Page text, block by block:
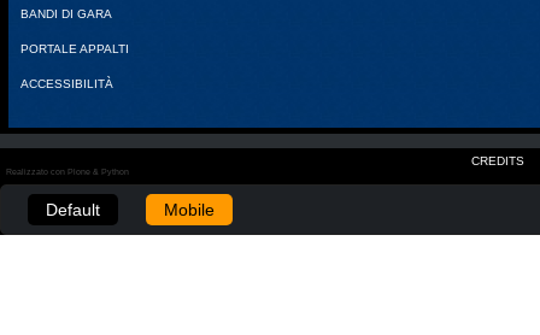
BANDI DI GARA
PORTALE APPALTI
ACCESSIBILITÀ
CREDITS
Realizzato con Plone & Python
Default Mobile